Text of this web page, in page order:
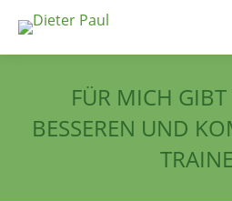
FÜR MICH GIBT
BESSEREN UND